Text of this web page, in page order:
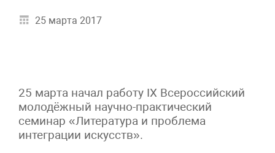
25 марта 2017
25 марта начал работу IX Всероссийский
молодёжный научно-практический
семинар «Литература и проблема
интеграции искусств».